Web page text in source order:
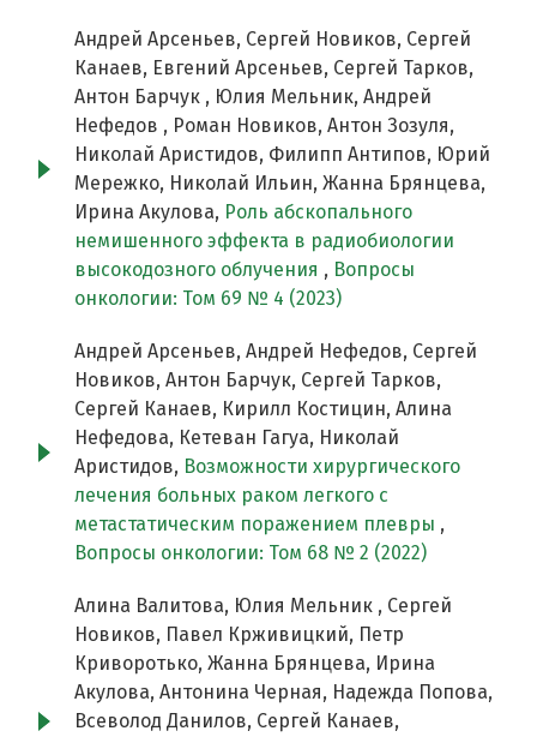
Андрей Арсеньев, Сергей Новиков, Сергей
Канаев, Евгений Арсеньев, Сергей Тарков,
Антон Барчук , Юлия Мельник, Андрей
Нефедов , Роман Новиков, Антон Зозуля,
Николай Аристидов, Филипп Антипов, Юрий
Мережко, Николай Ильин, Жанна Брянцева,
Ирина Акулова, Роль абскопального
немишенного эффекта в радиобиологии
высокодозного облучения , Вопросы
онкологии: Том 69 № 4 (2023)
Андрей Арсеньев, Андрей Нефедов, Сергей
Новиков, Антон Барчук, Сергей Тарков,
Сергей Канаев, Кирилл Костицин, Алина
Нефедова, Кетеван Гагуа, Николай
Аристидов, Возможности хирургического
лечения больных раком легкого с
метастатическим поражением плевры ,
Вопросы онкологии: Том 68 № 2 (2022)
Алина Валитова, Юлия Мельник , Сергей
Новиков, Павел Крживицкий, Петр
Криворотько, Жанна Брянцева, Ирина
Акулова, Антонина Черная, Надежда Попова,
Всеволод Данилов, Сергей Канаев,